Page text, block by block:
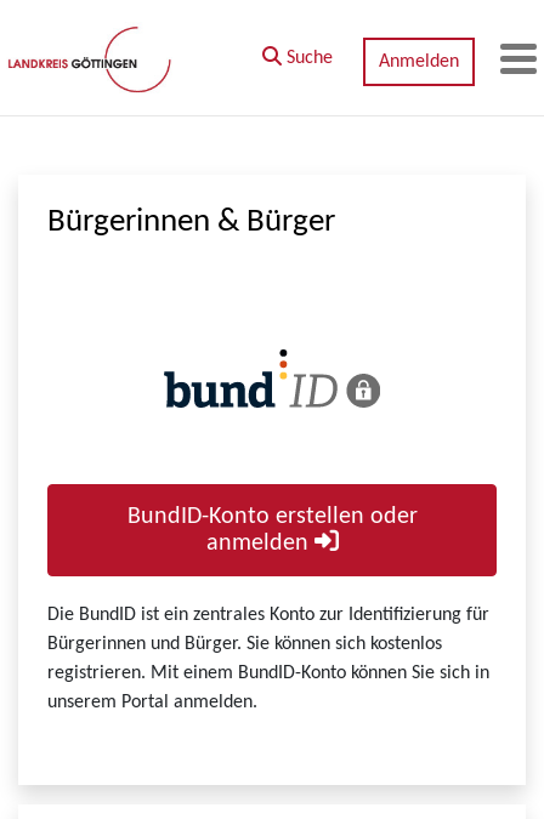
Zum Hauptinhalt springen
Suche Anmelden
Bürgerinnen & Bürger
BundID-Konto erstellen oder
anmelden
Die BundID ist ein zentrales Konto zur Identifizierung für
Bürgerinnen und Bürger. Sie können sich kostenlos
registrieren. Mit einem BundID-Konto können Sie sich in
unserem Portal anmelden.